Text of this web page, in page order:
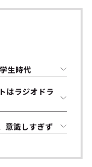
生時代
はラジオドラ
意識しすぎず